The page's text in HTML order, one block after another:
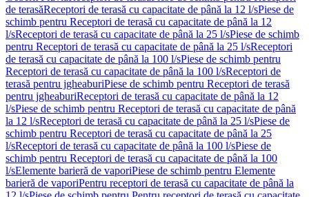
de terasăReceptori de terasă cu capacitate de până la 12 l/sPiese de
schimb pentru Receptori de terasă cu capacitate de până la 12
l/sReceptori de terasă cu capacitate de până la 25 l/sPiese de schimb
pentru Receptori de terasă cu capacitate de până la 25 l/sReceptori
de terasă cu capacitate de până la 100 l/sPiese de schimb pentru
Receptori de terasă cu capacitate de până la 100 l/sReceptori de
terasă pentru jgheaburiPiese de schimb pentru Receptori de terasă
pentru jgheaburiReceptori de terasă cu capacitate de până la 12
l/sPiese de schimb pentru Receptori de terasă cu capacitate de până
la 12 l/sReceptori de terasă cu capacitate de până la 25 l/sPiese de
schimb pentru Receptori de terasă cu capacitate de până la 25
l/sReceptori de terasă cu capacitate de până la 100 l/sPiese de
schimb pentru Receptori de terasă cu capacitate de până la 100
l/sElemente barieră de vaporiPiese de schimb pentru Elemente
barieră de vaporiPentru receptori de terasă cu capacitate de până la